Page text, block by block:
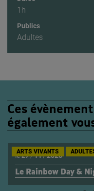
1h
Publics
Adultes
Ces
également
Le Rainbow Day &
le27/11/2026
ARTS VIVANTS